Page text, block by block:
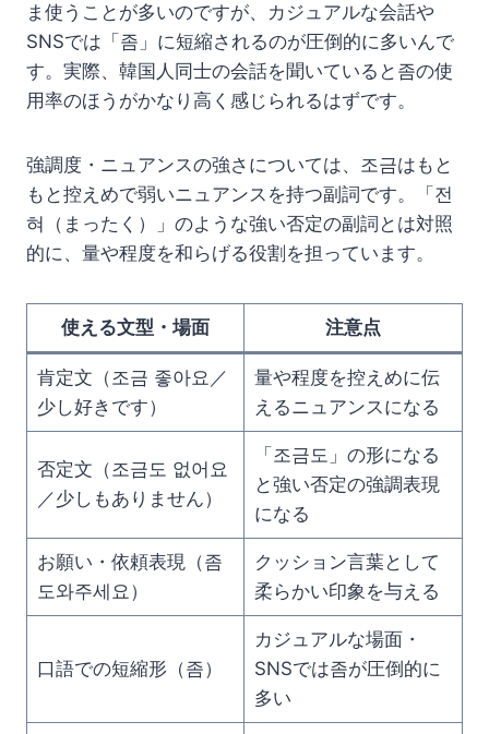
ま使うことが多いのですが、カジュアルな会話や
SNSでは「좀」に短縮されるのが圧倒的に多いんで
す。実際、韓国人同士の会話を聞いていると좀の使
用率のほうがかなり高く感じられるはずです。
強調度・ニュアンスの強さについては、조금はもと
もと控えめで弱いニュアンスを持つ副詞です。「전
혀（まったく）」のような強い否定の副詞とは対照
的に、量や程度を和らげる役割を担っています。
使える文型・場面 注意点
肯定文（조금 좋아요／
少し好きです）
量や程度を控えめに伝
えるニュアンスになる
否定文（조금도 없어요
／少しもありません）
「조금도」の形になる
と強い否定の強調表現
になる
お願い・依頼表現（좀
도와주세요）
クッション言葉として
柔らかい印象を与える
口語での短縮形（좀）
カジュアルな場面・
SNSでは좀が圧倒的に
多い